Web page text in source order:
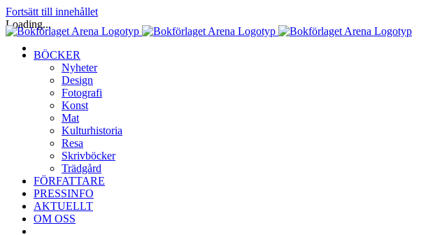
Fortsätt till innehållet
BÖCKER
Nyheter
Design
Fotografi
Konst
Mat
Kulturhistoria
Resa
Skrivböcker
Trädgård
FÖRFATTARE
PRESSINFO
AKTUELLT
OM OSS
Loading...